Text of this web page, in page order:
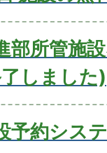
部所管施
しました)
予約シス